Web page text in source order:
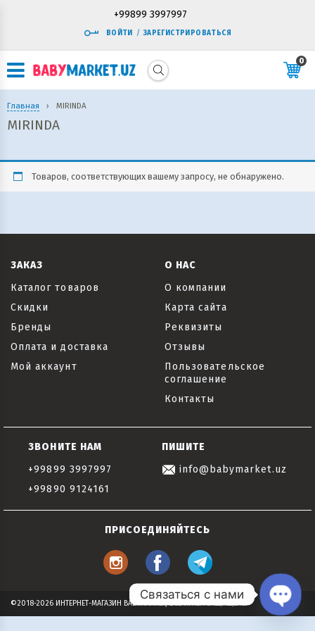
+99899 3997997
ВОЙТИ / ЗАРЕГИСТРИРОВАТЬСЯ
0
Главная › MIRINDA
MIRINDA
Товаров, соответствующих вашему запросу, не обнаружено.
ЗАКАЗ
Каталог товаров
Скидки
Бренды
Оплата и доставка
Мой аккаунт
О НАС
О компании
Карта сайта
Реквизиты
Отзывы
Пользовательское
соглашение
Контакты
ЗВОНИТЕ НАМ
+99899 3997997
+99890 9124161
ПИШИТЕ
info@babymarket.uz
ПРИСОЕДИНЯЙТЕСЬ
©2018-2026 ИНТЕРНЕТ-МАГАЗИН BABYMARKET, ВСЕ ПРАВА ЗАЩИЩЕНЫ
Связаться с нами
Open